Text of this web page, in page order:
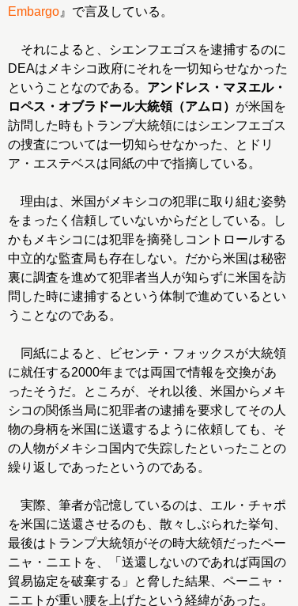
Embargo 』で言及している。
それによると、シエンフエゴスを逮捕するのに
DEAはメキシコ政府にそれを一切知らせなかった
ということなのである。 アンドレス・マヌエル・
ロペス・オブラドール大統領（アムロ） が米国を
訪問した時もトランプ大統領にはシエンフエゴス
の捜査については一切知らせなかった、とドリ
ア・エステベスは同紙の中で指摘している。
理由は、米国がメキシコの犯罪に取り組む姿勢
をまったく信頼していないからだとしている。し
かもメキシコには犯罪を摘発しコントロールする
中立的な監査局も存在しない。だから米国は秘密
裏に調査を進めて犯罪者当人が知らずに米国を訪
問した時に逮捕するという体制で進めているとい
うことなのである。
同紙によると、ビセンテ・フォックスが大統領
に就任する2000年までは両国で情報を交換があ
ったそうだ。ところが、それ以後、米国からメキ
シコの関係当局に犯罪者の逮捕を要求してその人
物の身柄を米国に送還するように依頼しても、そ
の人物がメキシコ国内で失踪したといったことの
繰り返しであったというのである。
実際、筆者が記憶しているのは、エル・チャポ
を米国に送還させるのも、散々しぶられた挙句、
最後はトランプ大統領がその時大統領だったペー
ニャ・ニエトを、「送還しないのであれば両国の
貿易協定を破棄する」と脅した結果、ペーニャ・
ニエトが重い腰を上げたという経緯があった。